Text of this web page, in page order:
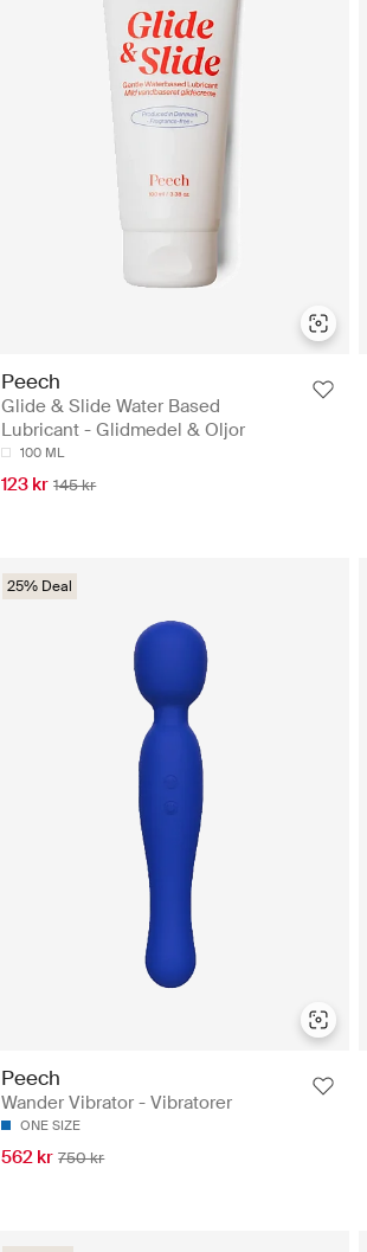
Peech
Glide & Slide Water Based
Lubricant - Glidmedel & Oljor
100 ML
123 kr 145 kr
25% Deal
Peech
Wander Vibrator - Vibratorer
ONE SIZE
562 kr 750 kr